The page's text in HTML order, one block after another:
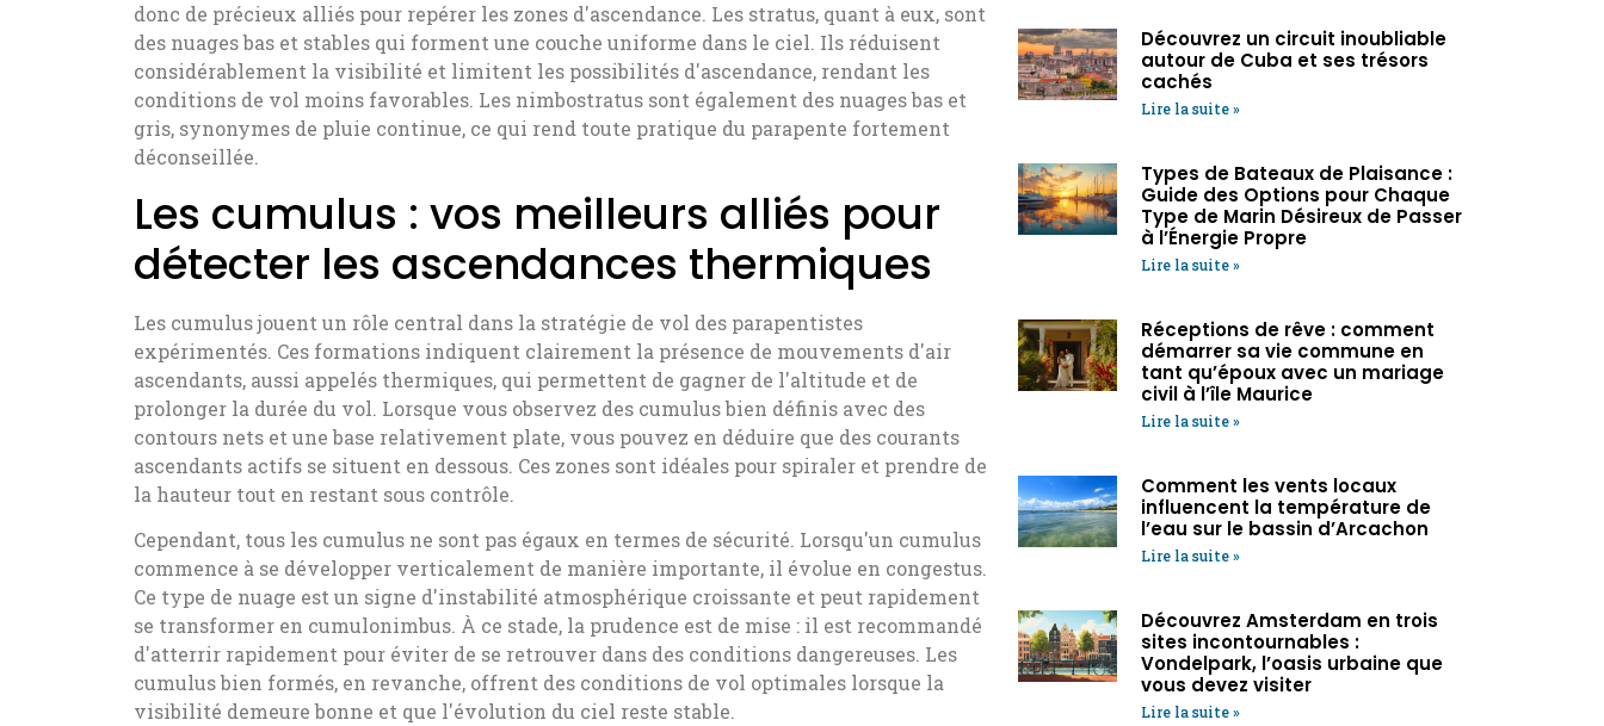
donc de précieux alliés pour repérer les zones d'ascendance. Les stratus, quant à eux, sont
des nuages bas et stables qui forment une couche uniforme dans le ciel. Ils réduisent
considérablement la visibilité et limitent les possibilités d'ascendance, rendant les
conditions de vol moins favorables. Les nimbostratus sont également des nuages bas et
gris, synonymes de pluie continue, ce qui rend toute pratique du parapente fortement
déconseillée.
Les cumulus : vos meilleurs alliés pour
détecter les ascendances thermiques
Les cumulus jouent un rôle central dans la stratégie de vol des parapentistes
expérimentés. Ces formations indiquent clairement la présence de mouvements d'air
ascendants, aussi appelés thermiques, qui permettent de gagner de l'altitude et de
prolonger la durée du vol. Lorsque vous observez des cumulus bien définis avec des
contours nets et une base relativement plate, vous pouvez en déduire que des courants
ascendants actifs se situent en dessous. Ces zones sont idéales pour spiraler et prendre de
la hauteur tout en restant sous contrôle.
Cependant, tous les cumulus ne sont pas égaux en termes de sécurité. Lorsqu'un cumulus
commence à se développer verticalement de manière importante, il évolue en congestus.
Ce type de nuage est un signe d'instabilité atmosphérique croissante et peut rapidement
se transformer en cumulonimbus. À ce stade, la prudence est de mise : il est recommandé
d'atterrir rapidement pour éviter de se retrouver dans des conditions dangereuses. Les
cumulus bien formés, en revanche, offrent des conditions de vol optimales lorsque la
visibilité demeure bonne et que l'évolution du ciel reste stable.
Découvrez un circuit inoubliable
autour de Cuba et ses trésors
cachés
Lire la suite »
Types de Bateaux de Plaisance :
Guide des Options pour Chaque
Type de Marin Désireux de Passer
à l’Énergie Propre
Lire la suite »
Réceptions de rêve : comment
démarrer sa vie commune en
tant qu’époux avec un mariage
civil à l’île Maurice
Lire la suite »
Comment les vents locaux
influencent la température de
l’eau sur le bassin d’Arcachon
Lire la suite »
Découvrez Amsterdam en trois
sites incontournables :
Vondelpark, l’oasis urbaine que
vous devez visiter
Lire la suite »